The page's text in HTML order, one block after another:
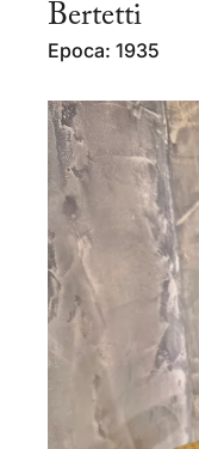
Bertetti
Epoca: 1935